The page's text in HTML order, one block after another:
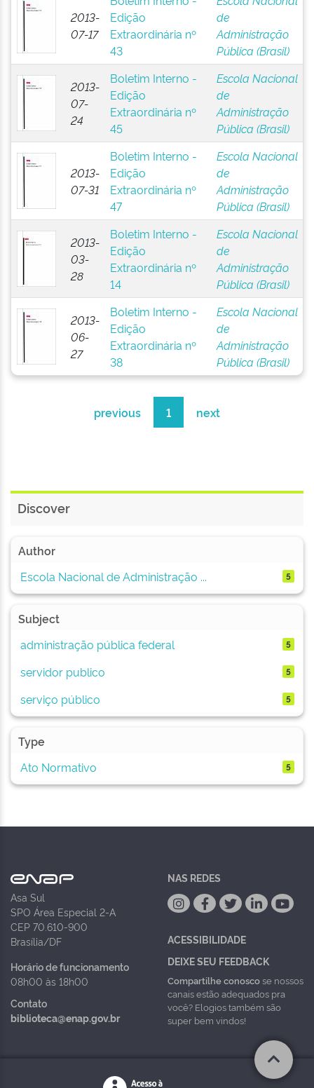
2013-
07-17
Edição
Extraordinária nº
43
de
Administração
Pública (Brasil)
2013-
07-
24
Boletim Interno -
Edição
Extraordinária nº
45
Escola Nacional
de
Administração
Pública (Brasil)
2013-
07-31
Boletim Interno -
Edição
Extraordinária nº
47
Escola Nacional
de
Administração
Pública (Brasil)
2013-
03-
28
Boletim Interno -
Edição
Extraordinária nº
14
Escola Nacional
de
Administração
Pública (Brasil)
2013-
06-
27
Boletim Interno -
Edição
Extraordinária nº
38
Escola Nacional
de
Administração
Pública (Brasil)
previous 1 next
Discover
Author
Escola Nacional de Administração ...
5
Subject
administração pública federal
5
servidor publico 5
serviço público 5
Type
Ato Normativo
5
Asa Sul
SPO Área Especial 2-A
CEP 70.610-900
Brasília/DF
Horário de funcionamento
08h00 às 18h00
Contato
biblioteca@enap.gov.br
NAS REDES
ACESSIBILIDADE
DEIXE SEU FEEDBACK
Compartilhe conoscose nossos
canais estão adequados pra
você? Elogios também são
super bem vindos!